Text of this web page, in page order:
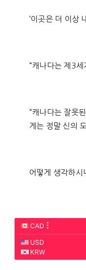
‘이곳은 더 이상
“캐나다는 제3세
“캐나다는 잘못
게는 정말 신의
어떻게 생각하시